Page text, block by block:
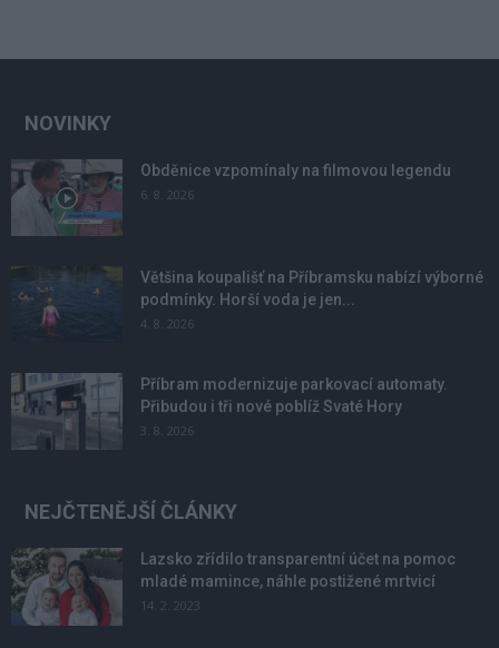
NOVINKY
Obděnice vzpomínaly na filmovou legendu
6. 8. 2026
Většina koupališť na Příbramsku nabízí výborné
podmínky. Horší voda je jen...
4. 8. 2026
Příbram modernizuje parkovací automaty.
Přibudou i tři nové poblíž Svaté Hory
3. 8. 2026
NEJČTENĚJŠÍ ČLÁNKY
Lazsko zřídilo transparentní účet na pomoc
mladé mamince, náhle postižené mrtvicí
14. 2. 2023